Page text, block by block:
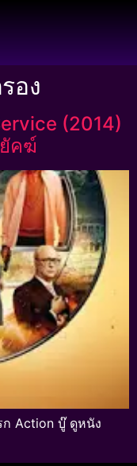
อง
(2014)
คฆ์
Action บู๊ ดูหนัง